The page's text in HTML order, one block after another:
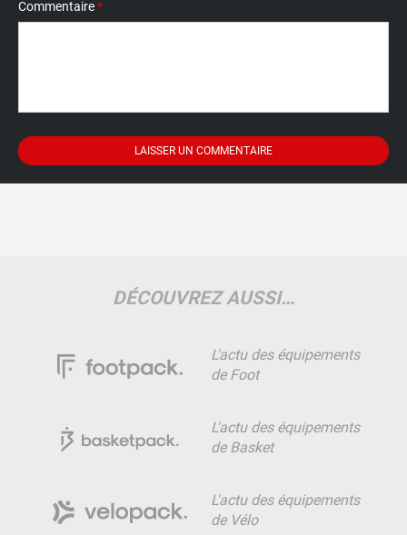
Commentaire*
DÉCOUVREZ AUSSI…
L'actu des équipements
de Foot
L'actu des équipements
de Basket
L'actu des équipements
de Vélo